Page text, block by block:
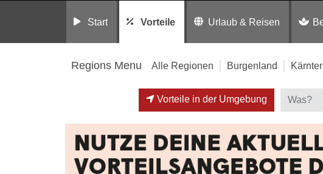
Start Vorteile Urlaub & Reisen
Regions Menu Alle Regionen Burgenland
Vorteile in der Umgebung